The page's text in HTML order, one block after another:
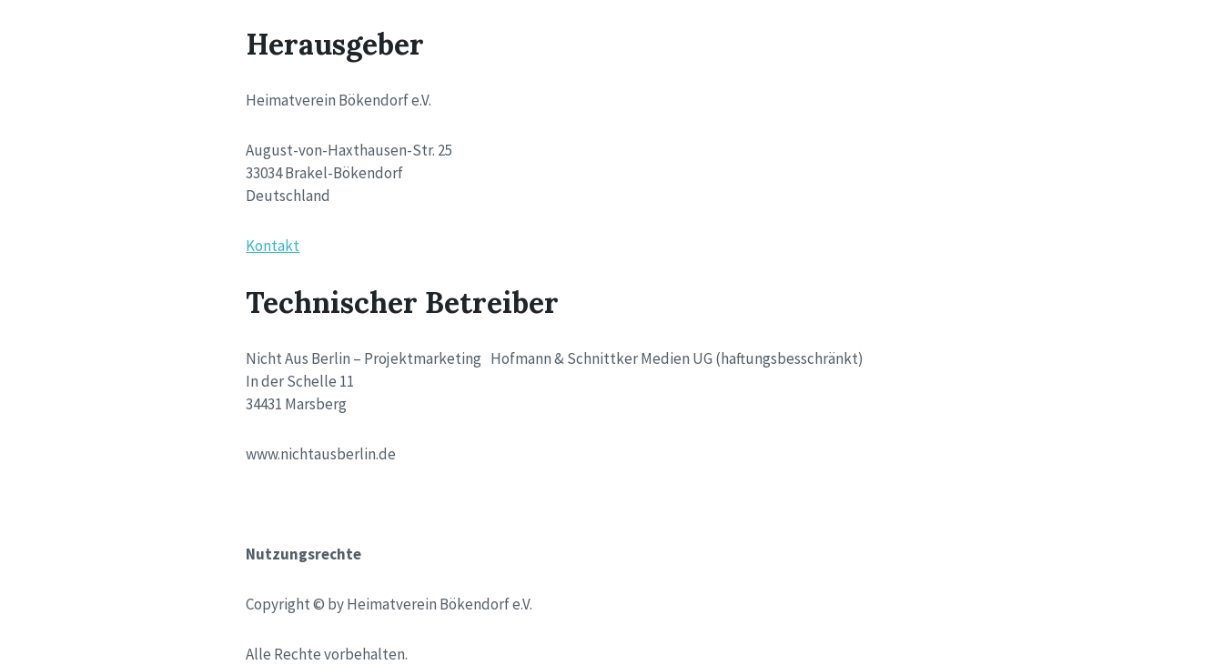
Herausgeber
Heimatverein Bökendorf e.V.
August-von-Haxthausen-Str. 25
33034 Brakel-Bökendorf
Deutschland
Kontakt
Technischer Betreiber
Nicht Aus Berlin – Projektmarketing Hofmann & Schnittker Medien UG (haftungsbesschränkt)
In der Schelle 11
34431 Marsberg
www.nichtausberlin.de
Nutzungsrechte
Copyright © by Heimatverein Bökendorf e.V.
Alle Rechte vorbehalten.